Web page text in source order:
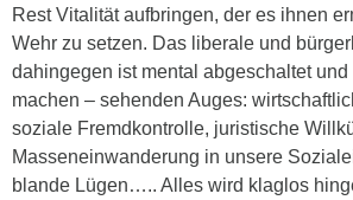
Rest Vitalität aufbringen, der es ihnen
Wehr zu setzen. Das liberale und
dahingegen ist mental abgeschaltet
machen – sehenden Auges:
soziale Fremdkontrolle, juristische
Masseneinwanderung in unsere
blande Lügen….. Alles wird klaglos